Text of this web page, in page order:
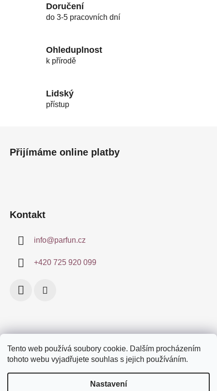
Tento web používá soubory cookie. Dalším procházením
tohoto webu vyjadřujete souhlas s jejich používáním.
Nastavení
Doručení
do 3-5 pracovních dní
Ohleduplnost
k přírodě
Lidský
přístup
Přijímáme online platby
Kontakt
info@parfun.cz
+420 725 920 099
Obchodní podmínky Certifikace
Doprava a platby
Podmínky ochrany osobních údajů